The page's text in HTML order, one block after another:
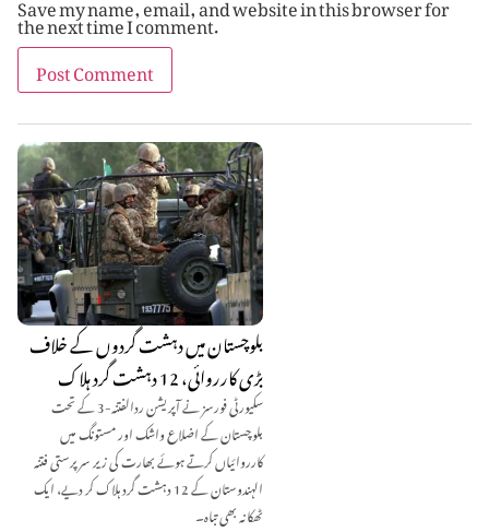
بلوچستان میں دہشت گردوں کے خلاف
بڑی کارروائی، 12 دہشت گرد ہلاک
سکیورٹی فورسز نے آپریشن ردالفتنہ-3 کے تحت
بلوچستان کے اضلاع واشک اور مستونگ میں
کارروائیاں کرتے ہوئے بھارت کی زیر سرپرستی فتنہ
الہندوستان کے 12 دہشت گرد ہلاک کر دیے، ایک
ٹھکانہ بھی تباہ۔
the next time I comment.